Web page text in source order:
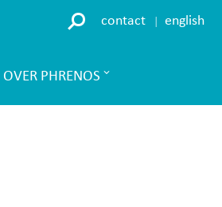
contact english
OVER PHRENOS